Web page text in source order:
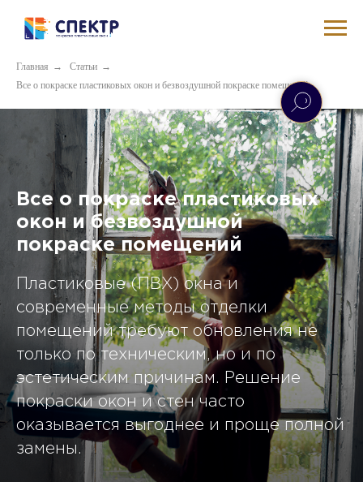
Главная → Статьи →
Все о покраске пластиковых окон и безвоздушной покраске помещений
Все о покраске пластиковых
окон и безвоздушной
покраске помещений
Пластиковые (ПВХ) окна и
современные методы отделки
помещений требуют обновления не
только по техническим, но и по
эстетическим причинам. Решение
покраски окон и стен часто
оказывается выгоднее и проще полной
замены.